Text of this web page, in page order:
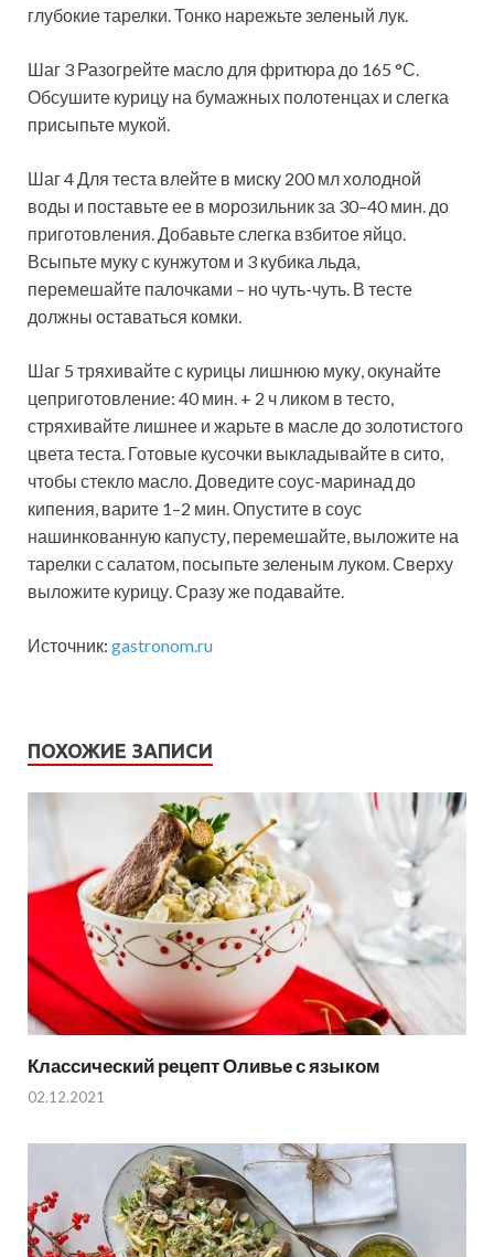
глубокие тарелки. Тонко нарежьте зеленый лук.
Шаг 3 Разогрейте масло для фритюра до 165 °С.
Обсушите курицу на бумажных полотенцах и слегка
присыпьте мукой.
Шаг 4 Для теста влейте в миску 200 мл холодной
воды и поставьте ее в морозильник за 30–40 мин. до
приготовления. Добавьте слегка взбитое яйцо.
Всыпьте муку с кунжутом и 3 кубика льда,
перемешайте палочками – но чуть-чуть. В тесте
должны оставаться комки.
Шаг 5 тряхивайте с курицы лишнюю муку, окунайте
цеприготовление: 40 мин. + 2 ч ликом в тесто,
стряхивайте лишнее и жарьте в масле до золотистого
цвета теста. Готовые кусочки выкладывайте в сито,
чтобы стекло масло. Доведите соус-маринад до
кипения, варите 1–2 мин. Опустите в соус
нашинкованную капусту, перемешайте, выложите на
тарелки с салатом, посыпьте зеленым луком. Сверху
выложите курицу. Сразу же подавайте.
Источник: gastronom.ru
ПОХОЖИЕ ЗАПИСИ
Классический рецепт Оливье с языком
02.12.2021